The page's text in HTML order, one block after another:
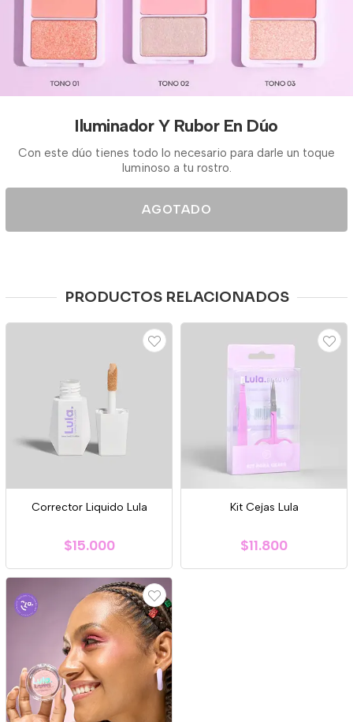
Iluminador Y Rubor En Dúo
Con este dúo tienes todo lo necesario para darle un toque
luminoso a tu rostro.
AGOTADO
PRODUCTOS RELACIONADOS
Corrector Liquido Lula
$15.000
Kit Cejas Lula
$11.800